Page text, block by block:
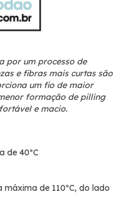
por um processo de
e fibras mais curtas são
um fio de maior
formação de pilling
e macio.
de 40ºC
de 110ºC, do lado